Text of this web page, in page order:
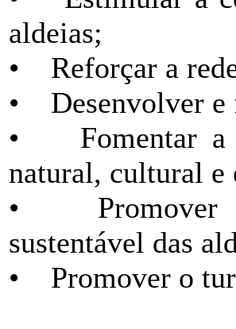
aldeias;
• Reforçar a
• Desenvolver e
• Fomentar a
natural, cultural
• Promover a
sustentável das
• Promover o